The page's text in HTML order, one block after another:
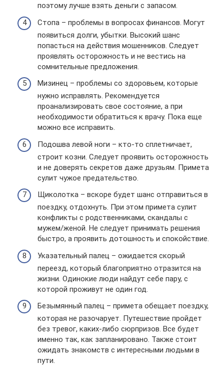
поэтому лучше взять деньги с запасом.
Стопа – проблемы в вопросах финансов. Могут
появиться долги, убытки. Высокий шанс
попасться на действия мошенников. Следует
проявлять осторожность и не вестись на
сомнительные предложения.
Мизинец – проблемы со здоровьем, которые
нужно исправлять. Рекомендуется
проанализировать свое состояние, а при
необходимости обратиться к врачу. Пока еще
можно все исправить.
Подошва левой ноги – кто-то сплетничает,
строит козни. Следует проявить осторожность
и не доверять секретов даже друзьям. Примета
сулит чужое предательство.
Щиколотка – вскоре будет шанс отправиться в
поездку, отдохнуть. При этом примета сулит
конфликты с родственниками, скандалы с
мужем/женой. Не следует принимать решения
быстро, а проявить дотошность и спокойствие.
Указательный палец – ожидается скорый
переезд, который благоприятно отразится на
жизни. Одинокие люди найдут себе пару, с
которой проживут не один год.
Безымянный палец – примета обещает поездку,
которая не разочарует. Путешествие пройдет
без тревог, каких-либо сюрпризов. Все будет
именно так, как запланировано. Также стоит
ожидать знакомств с интересными людьми в
пути.